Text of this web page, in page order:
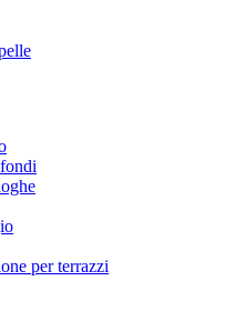
per terrazzi